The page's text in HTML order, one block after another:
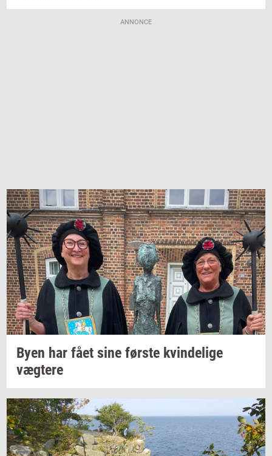
ANNONCE
Byen har fået sine før­ste kvin­de­li­ge
væg­te­re